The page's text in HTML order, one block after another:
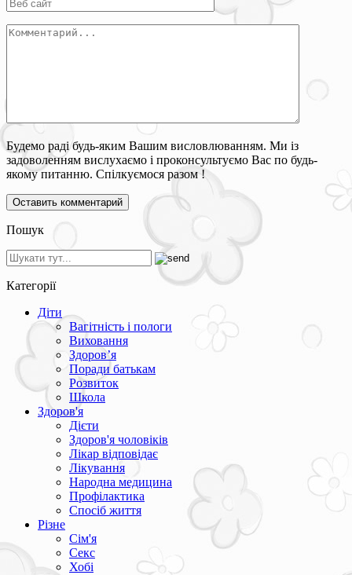
Будемо раді будь-яким Вашим висловлюванням. Ми із
задоволенням вислухаємо і проконсультуємо Вас по будь-
якому питанню. Спілкуємося разом !
Пошук
Категорії
Діти
Вагітність і пологи
Виховання
Здоров’я
Поради батькам
Розвиток
Школа
Здоров'я
Дієти
Здоров'я чоловіків
Лікар відповідає
Лікування
Народна медицина
Профілактика
Спосіб життя
Різне
Сім'я
Секс
Хобі